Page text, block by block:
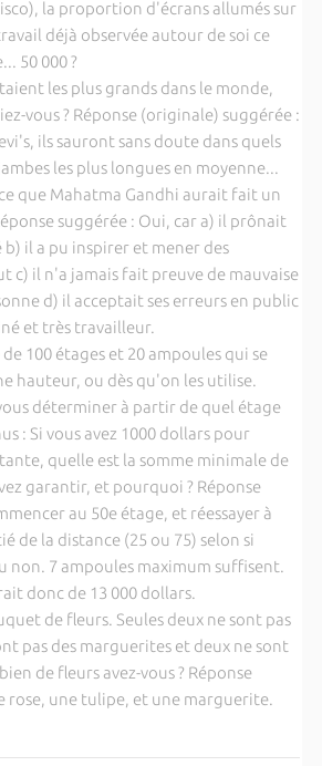
la proportion d'écrans allumés sur
déjà observée autour de soi ce
50 000 ?
les plus grands dans le monde,
vous ? Réponse (originale) suggérée :
ils sauront sans doute dans quels
les plus longues en moyenne...
que Mahatma Gandhi aurait fait un
suggérée : Oui, car a) il prônait
il a pu inspirer et mener des
c) il n'a jamais fait preuve de mauvaise
d) il acceptait ses erreurs en public
et très travailleur.
100 étages et 20 ampoules qui se
hauteur, ou dès qu'on les utilise.
déterminer à partir de quel étage
: Si vous avez 1000 dollars pour
quelle est la somme minimale de
garantir, et pourquoi ? Réponse
au 50e étage, et réessayer à
de la distance (25 ou 75) selon si
non. 7 ampoules maximum suffisent.
donc de 13 000 dollars.
de fleurs. Seules deux ne sont pas
pas des marguerites et deux ne sont
de fleurs avez-vous ? Réponse
rose, une tulipe, et une marguerite.